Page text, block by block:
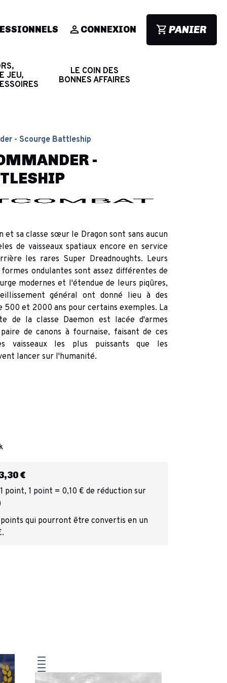
CONNEXION PANIER
JEU,
LE COIN DES
BONNES AFFAIRES
- Scourge Battleship
-
et sa classe sœur le Dragon sont sans aucun
de vaisseaux spatiaux encore en service
les rares Super Dreadnoughts. Leurs
ondulantes sont assez différentes de
modernes et l'étendue de leurs piqûres,
général ont donné lieu à des
500 et 2000 ans pour certains exemples. La
de la classe Daemon est lacée d'armes
de canons à fournaise, faisant de ces
vaisseaux les plus puissants que les
lancer sur l'humanité.
€
point, 1 point = 0,10 € de réduction sur
qui pourront être convertis en un